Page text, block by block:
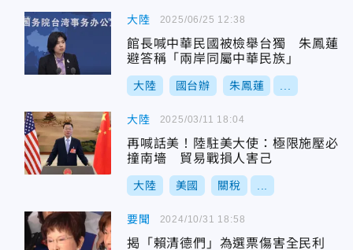
大陸
館長喊中華民國被檢舉台獨 朱鳳蓮
避答稱「兩岸同屬中華民族」
大陸 國台辦 朱鳳蓮
2025/06/25 12:38
大陸
再喊話美！陸駐美大使：極限施壓必
撞南墻 貿易戰損人害己
大陸 美國 關稅
2025/03/11 18:04
要聞
揭「賴清德們」為選票傷害全民利
2024/10/31 18:58